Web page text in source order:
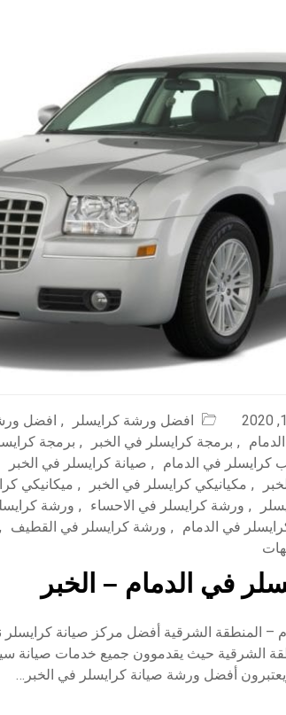
افضل ورشة كرايسلر , افضل
, برمجة كرايسلر في الخبر , برمجة
كرايسلر في الدمام , صيانة كرايسلر في الخبر
, مكيانيكي كرايسلر في الخبر , ميكانيكي
, ورشة كرايسلر في الاحساء , ورشة
في الدمام , ورشة كرايسلر في القطيف ,
في الدمام – الخبر
– المنطقة الشرقية أفضل مركز صيانة
الشرقية حيث يقدموون جميع خدمات صيانة
أفضل ورشة صيانة كرايسلر في الخبر…